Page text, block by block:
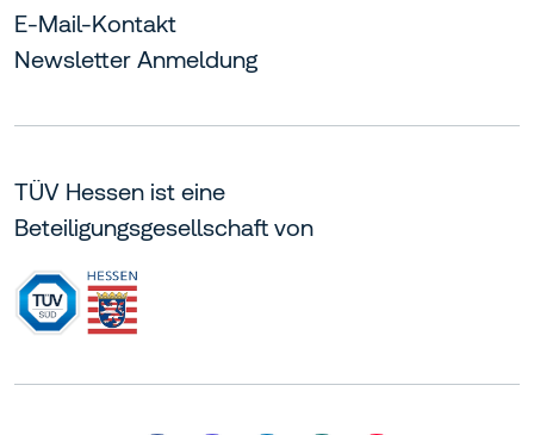
E-Mail-Kontakt
Newsletter Anmeldung
TÜV Hessen ist eine
Beteiligungsgesellschaft von